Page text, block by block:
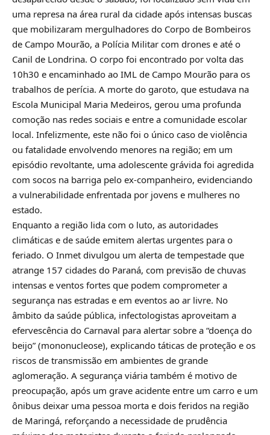
uma represa na área rural da cidade após intensas buscas
que mobilizaram mergulhadores do Corpo de Bombeiros
de Campo Mourão, a Polícia Militar com drones e até o
Canil de Londrina. O corpo foi encontrado por volta das
10h30 e encaminhado ao IML de Campo Mourão para os
trabalhos de perícia. A morte do garoto, que estudava na
Escola Municipal Maria Medeiros, gerou uma profunda
comoção nas redes sociais e entre a comunidade escolar
local. Infelizmente, este não foi o único caso de violência
ou fatalidade envolvendo menores na região; em um
episódio revoltante, uma adolescente grávida foi agredida
com socos na barriga pelo ex-companheiro, evidenciando
a vulnerabilidade enfrentada por jovens e mulheres no
estado.
Enquanto a região lida com o luto, as autoridades
climáticas e de saúde emitem alertas urgentes para o
feriado. O Inmet divulgou um alerta de tempestade que
atrange 157 cidades do Paraná, com previsão de chuvas
intensas e ventos fortes que podem comprometer a
segurança nas estradas e em eventos ao ar livre. No
âmbito da saúde pública, infectologistas aproveitam a
efervescência do Carnaval para alertar sobre a “doença do
beijo” (mononucleose), explicando táticas de proteção e os
riscos de transmissão em ambientes de grande
aglomeração. A segurança viária também é motivo de
preocupação, após um grave acidente entre um carro e um
ônibus deixar uma pessoa morta e dois feridos na região
de Maringá, reforçando a necessidade de prudência